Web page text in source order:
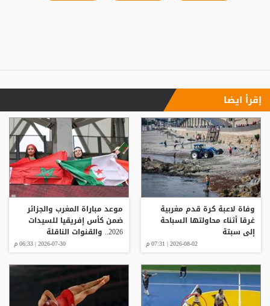
إقرأ ايضا
وفاة لاعبة كرة قدم مغربية
غرقا أثناء محاولتها السباحة
إلى سبتة
2026-08-02 | 07:31 م
موعد مباراة المغرب والجزائر
ضمن كأس إفريقيا للسيدات
2026.. والقنوات الناقلة
2026-07-30 | 06:33 م